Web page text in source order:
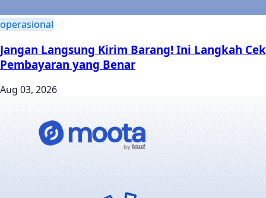
operasional
Jangan Langsung Kirim Barang! Ini Langkah Cek
Pembayaran yang Benar
Aug 03, 2026